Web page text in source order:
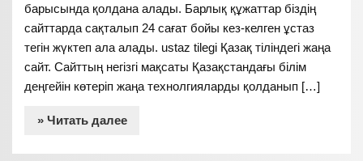
барысында қолдана алады. Барлық құжаттар біздің
сайттарда сақталып 24 сағат бойы кез-келген ұстаз
тегін жүктеп ала алады. ustaz tilegi Қазақ тіліндегі жаңа
сайт. Сайттың негізгі мақсаты Қазақстандағы білім
деңгейін көтеріп жаңа технолгияларды қолданып […]
» Читать далее